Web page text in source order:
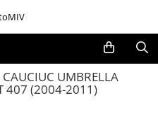
CAUCIUC UMBRELLA
407 (2004-2011)